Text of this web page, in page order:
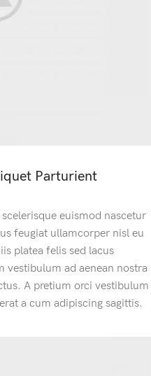
Parturient
euismod nascetur
feugiat ullamcorper nisl eu
platea felis sed lacus
vestibulum ad aenean nostra
A pretium orci vestibulum
a cum adipiscing sagittis.